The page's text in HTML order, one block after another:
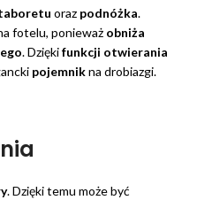
oraz podnóżka.
fotelu, ponieważ obniża
. Dziękifunkcji otwierania
pojemnikna drobiazgi.
. Dzięki temu może być